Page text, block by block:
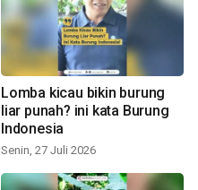
Lomba kicau bikin burung
liar punah? ini kata Burung
Indonesia
Senin, 27 Juli 2026